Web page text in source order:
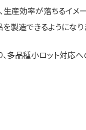
産効率が落ちるイメ
製造できるようになり
、多品種小ロット対応